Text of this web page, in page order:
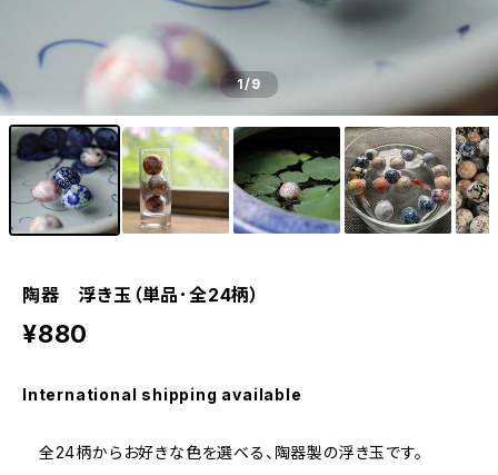
1/9
陶器 浮き玉（単品･全24柄）
¥880
International shipping available
全24柄からお好きな色を選べる、陶器製の浮き玉です。